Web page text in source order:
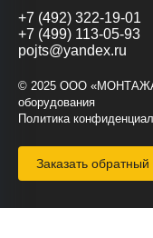
+7 (492) 322-19-01
+7 (499) 113-05-93
pojts@yandex.ru
© 2025 ООО
оборудования
Политика
Заказать обратный